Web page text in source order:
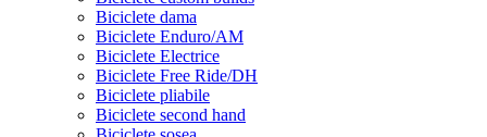
Biciclete dama
Biciclete Enduro/AM
Biciclete Electrice
Biciclete Free Ride/DH
Biciclete pliabile
Biciclete second hand